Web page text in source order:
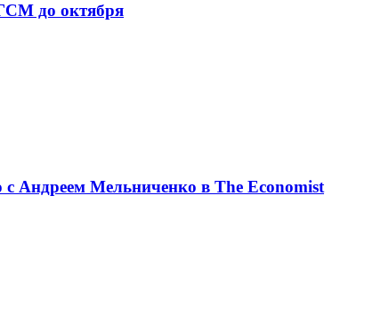
до октября
Андреем Мельниченко в The Economist